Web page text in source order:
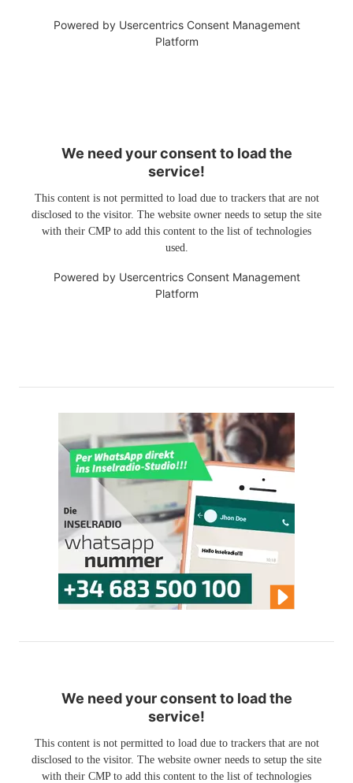
Powered by Usercentrics Consent Management
Platform
We need your consent to load the
service!
This content is not permitted to load due to trackers that are not
disclosed to the visitor. The website owner needs to setup the site
with their CMP to add this content to the list of technologies
used.
Powered by Usercentrics Consent Management
Platform
We need your consent to load the
service!
This content is not permitted to load due to trackers that are not
disclosed to the visitor. The website owner needs to setup the site
with their CMP to add this content to the list of technologies